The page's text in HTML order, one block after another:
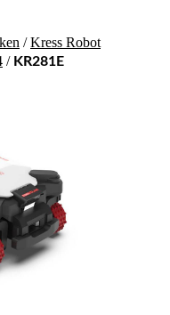
/Kress Robot
/ KR281E